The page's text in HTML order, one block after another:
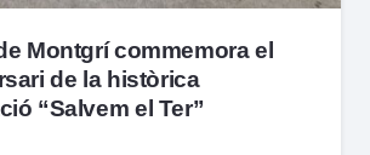
Montgrí commemora el
de la històrica
“Salvem el Ter”